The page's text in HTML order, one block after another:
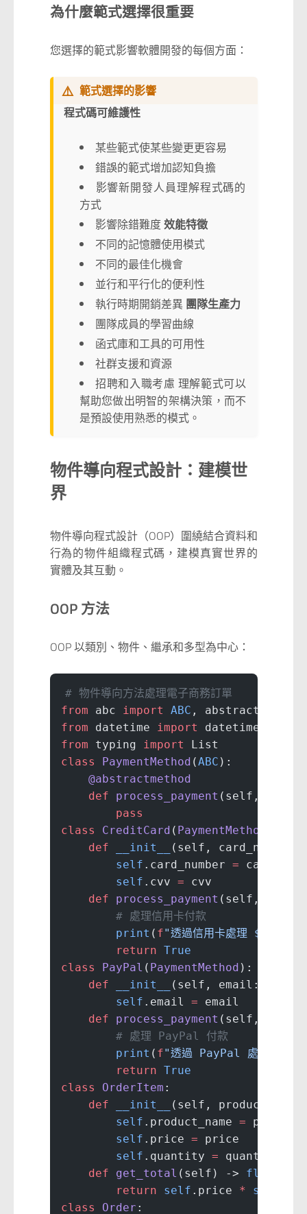
為什麼範式選擇很重要
您選擇的範式影響軟體開發的每個方面：
⚠️ 範式選擇的影響
程式碼可維護性
某些範式使某些變更更容易
錯誤的範式增加認知負擔
影響新開發人員理解程式碼的
方式
影響除錯難度效能特徵
不同的記憶體使用模式
不同的最佳化機會
並行和平行化的便利性
執行時期開銷差異 團隊生產力
團隊成員的學習曲線
函式庫和工具的可用性
社群支援和資源
招聘和入職考慮 理解範式可以
幫助您做出明智的架構決策，而不
是預設使用熟悉的模式。
物件導向程式設計：建模世
界
物件導向程式設計（OOP）圍繞結合資料和
行為的物件組織程式碼，建模真實世界的
實體及其互動。
OOP 方法
OOP 以類別、物件、繼承和多型為中心：
# 物件導向方法處理電子商務訂單
from abc import ABC , abstractmethod
from datetime import datetime
from typing import List
class PaymentMethod (ABC ):
    @abstractmethod
    def
process_payment (self,
        pass
class CreditCard ( PaymentMethod
    def
__init__
(self, card_number:
        self
.card_number =
        self
.cvv = cvv
    def
process_payment (self,
        # 處理信用卡付款
        print
( f"透過信用卡處理 $
        return
True
class PayPal ( PaymentMethod ):
    def
__init__ (self, email:
        self
.email = email
    def
process_payment (self,
        # 處理 PayPal 付款
        print
( f"透過 PayPal 處理 $
        return
True
class OrderItem :
    def
__init__
(self,
        self
.product_name =
        self
.price = price
        self
.quantity = quantity
    def
get_total (self) -> float
        return
self .price * self
class Order :